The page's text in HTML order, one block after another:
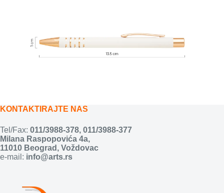
KONTAKTIRAJTE NAS
Tel/Fax: 011/3988-378, 011/3988-377
Milana Raspopovića 4a,
11010 Beograd, Voždovac
e-mail: info@arts.rs